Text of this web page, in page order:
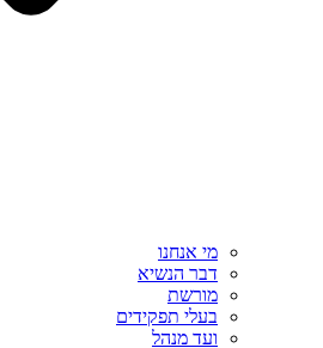
מי אנחנו
דבר הנשיא
מורשת
בעלי תפקידים
ועד מנהל